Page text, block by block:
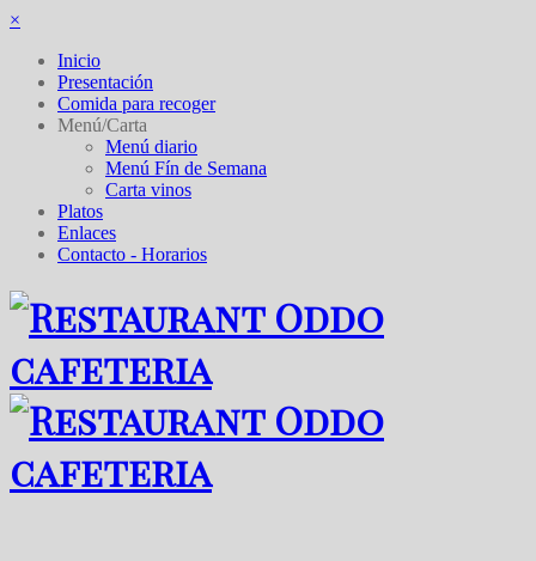
×
Inicio
Presentación
Comida para recoger
Menú/Carta
Menú diario
Menú Fín de Semana
Carta vinos
Platos
Enlaces
Contacto - Horarios